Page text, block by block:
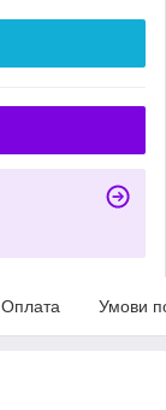
Оплата Умови